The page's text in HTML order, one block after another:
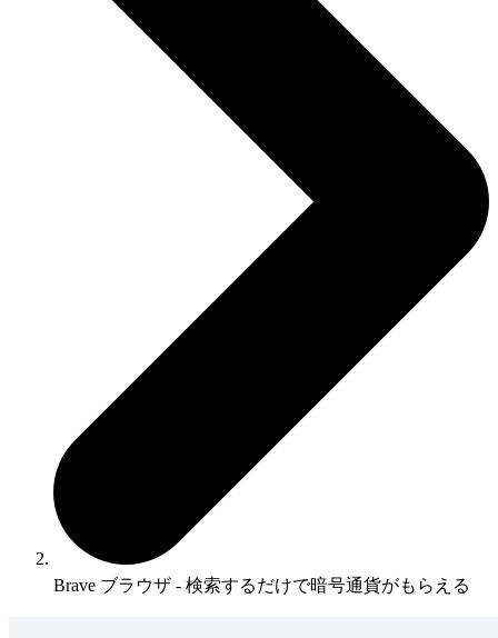
Brave ブラウザ - 検索するだけで暗号通貨がもらえる